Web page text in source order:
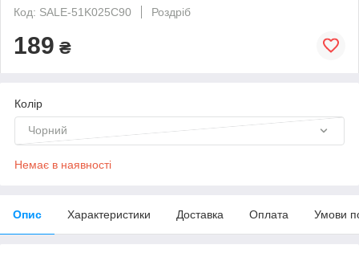
Код: SALE-51K025C90
Роздріб
189 ₴
Колір
Чорний
Немає в наявності
Опис Характеристики Доставка Оплата Умови